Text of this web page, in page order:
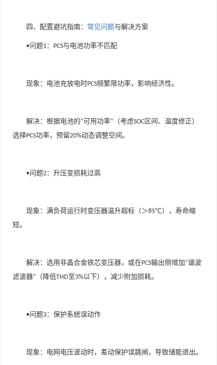
四、配置避坑指南： 常见问题与解决方案
•问题1： PCS与电池功率不匹配
现象：电池充放电时PCS频繁限功率，影响经济性。
解决：根据电池的“ 可用功率” （考虑SOC 区间、温度修正）
选择PCS功率，预留20%动态调整空间。
•问题2：升压变损耗过高
现象：满负荷运行时变压器温升超标（＞85℃），寿命缩
短。
解决：选用非晶合金铁芯变压器，或在PCS输出侧增加 “谐波
滤波器” （降低THD至3%以下），减少附加损耗。
•问题3：保护系统误动作
现象：电网电压波动时，差动保护误跳闸，导致储能退出。